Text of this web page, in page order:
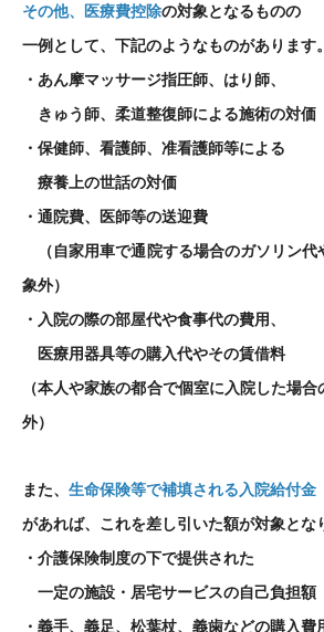
その他、医療費控除の対象となるものの
一例として、下記のようなものがあります。
・あん摩マッサージ指圧師、はり師、
きゅう師、柔道整復師による施術の対価
・保健師、看護師、准看護師等による
療養上の世話の対価
・通院費、医師等の送迎費
（自家用車で通院する場合のガソリン代
象外）
・入院の際の部屋代や食事代の費用、
医療用器具等の購入代やその賃借料
（本人や家族の都合で個室に入院した場
外）
また、 生命保険等で補填される 入院給付金
があれば、これを差し引いた額が対象とな
・介護保険制度の下で提供された
一定の施設・居宅サービスの自己負担額
・義手、義足、松葉杖、義歯などの購入費